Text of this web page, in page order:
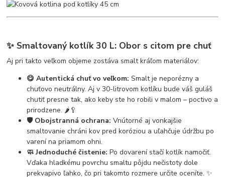
✨ Smaltovaný kotlík 30 L: Obor s citom pre chuť
Aj pri takto veľkom objeme zostáva smalt kráľom materiálov:
😋 Autentická chuť vo veľkom: Smalt je neporézny a
chuťovo neutrálny. Aj v 30-litrovom kotlíku bude váš guláš
chutiť presne tak, ako keby ste ho robili v malom – poctivo a
prirodzene. 🌶️🥄
🛡️ Obojstranná ochrana: Vnútorné aj vonkajšie
smaltovanie chráni kov pred koróziou a uľahčuje údržbu po
varení na priamom ohni.
🧼 Jednoduché čistenie: Po dovarení stačí kotlík namočiť.
Vďaka hladkému povrchu smaltu pôjdu nečistoty dole
prekvapivo ľahko, čo pri takomto rozmere určite oceníte. ✨